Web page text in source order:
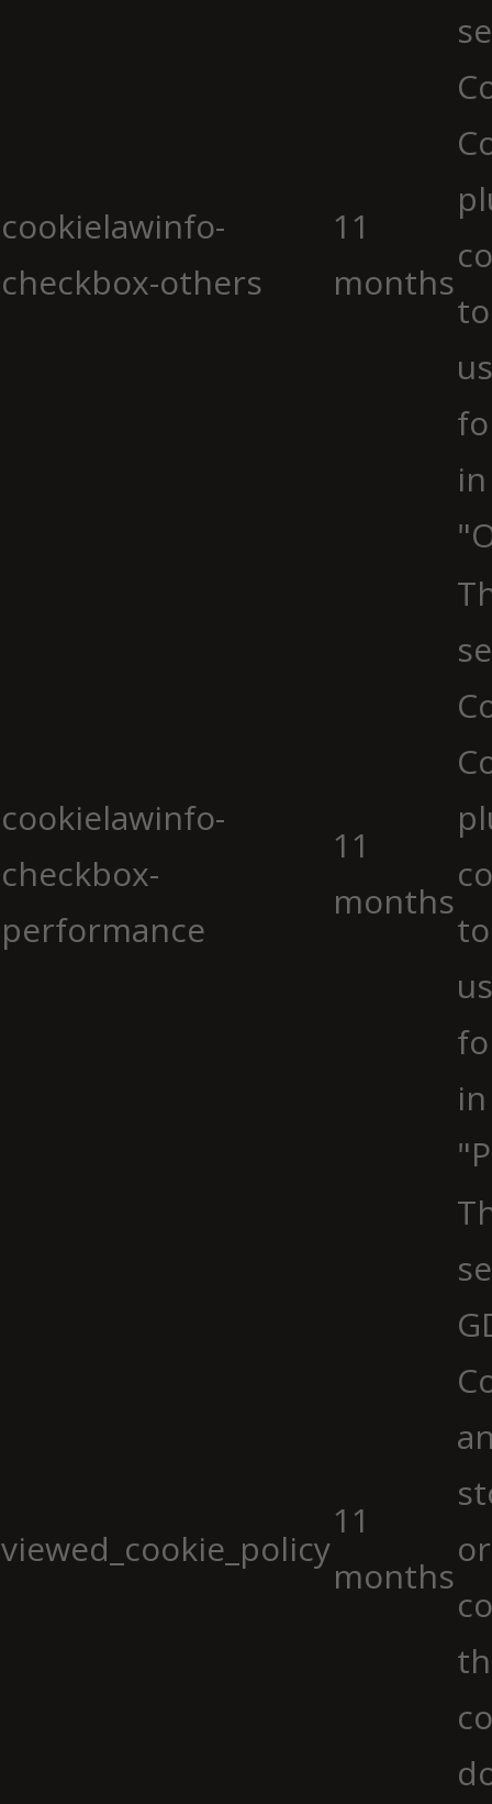
cookielawinfo-
checkbox-others
11
months
cookielawinfo-
checkbox-
performance
11
months
viewed_cookie_policy
11
months